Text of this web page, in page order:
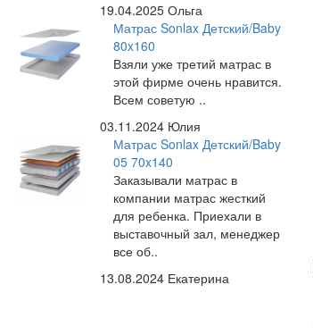
19.04.2025 Ольга
Матрас Sonlax Детский/Baby
80x160
Взяли уже третий матрас в
этой фирме очень нравится.
Всем советую ..
03.11.2024 Юлия
Матрас Sonlax Детский/Baby
05 70x140
Заказывали матрас в
компании матрас жесткий
для ребенка. Приехали в
выставочный зал, менеджер
все об..
13.08.2024 Екатерина